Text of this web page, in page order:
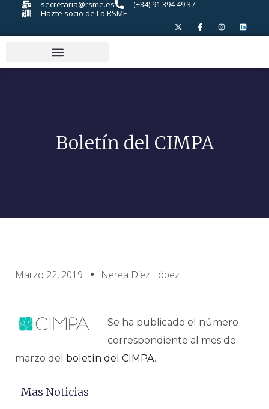
secretaria@rsme.es
(+34) 91 394 49 37
Hazte socio de La RSME
Boletín del CIMPA
Marzo 22, 2019 Nerea Diez López
Se ha publicado el número
correspondiente al mes de
marzo del boletín del CIMPA.
Mas Noticias